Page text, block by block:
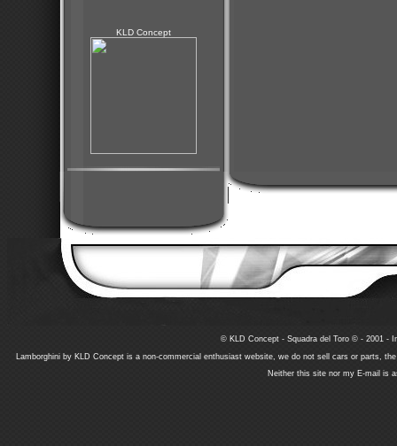
KLD Concept
© KLD Concept - Squadra del Toro © - 2001 -
Lamborghini by KLD Concept is a non-commercial enthusiast website, we do not sell cars or parts,
Neither this site nor my E-mail is